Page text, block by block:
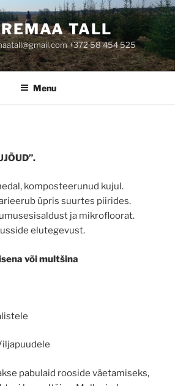
TALL
+372 58 454 525
Menu
komposteerunud kujul.
üpris suurtes piirides.
ja mikrofloorat.
elutegevust.
või multšina
pabulaid rooside väetamiseks,